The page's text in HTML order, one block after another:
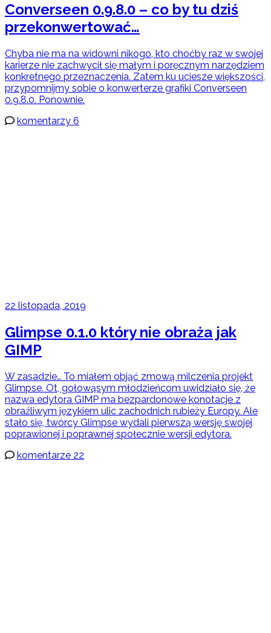
Converseen 0.9.8.0 – co by tu dziś
przekonwertować…
Chyba nie ma na widowni nikogo, kto choćby raz w swojej
karierze nie zachwycił się małym i poręcznym narzędziem
konkretnego przeznaczenia. Zatem ku uciesze większości,
przypomnijmy sobie o konwerterze grafiki Converseen
0.9.8.0. Ponownie.
komentarzy 6
22 listopada, 2019
Glimpse 0.1.0 który nie obraża jak
GIMP
W zasadzie… To miałem objąć zmową milczenia projekt
Glimpse. Ot, gołowąsym młodzieńcom uwidziało się, że
nazwa edytora GIMP ma bezpardonowe konotacje z
obraźliwym językiem ulic zachodnich rubieży Europy. Ale
stało się, twórcy Glimpse wydali pierwszą wersję swojej
poprawionej i poprawnej społecznie wersji edytora.
komentarze 22